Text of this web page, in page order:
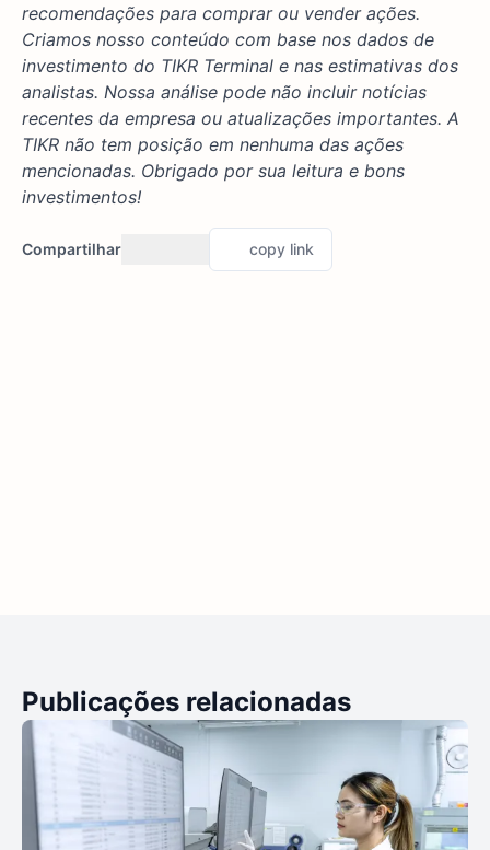
recomendações para comprar ou vender ações.
Criamos nosso conteúdo com base nos dados de
investimento do TIKR Terminal e nas estimativas dos
analistas. Nossa análise pode não incluir notícias
recentes da empresa ou atualizações importantes. A
TIKR não tem posição em nenhuma das ações
mencionadas. Obrigado por sua leitura e bons
investimentos!
Compartilhar copy link
Publicações relacionadas